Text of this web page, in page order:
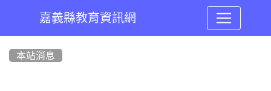
嘉義縣教育資訊網
本站消息